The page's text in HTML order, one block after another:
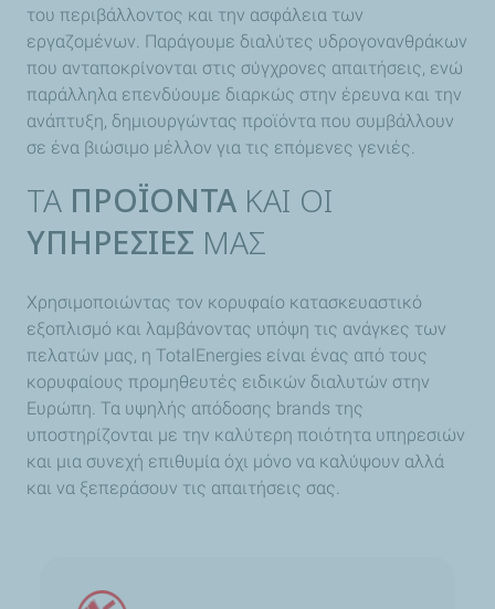
του περιβάλλοντος και την ασφάλεια των
εργαζομένων. Παράγουμε διαλύτες υδρογονανθράκων
που ανταποκρίνονται στις σύγχρονες απαιτήσεις, ενώ
παράλληλα επενδύουμε διαρκώς στην έρευνα και την
ανάπτυξη, δημιουργώντας προϊόντα που συμβάλλουν
σε ένα βιώσιμο μέλλον για τις επόμενες γενιές.
ΤΑ ΠΡΟΪΟΝΤΑ ΚΑΙ ΟΙ
ΥΠΗΡΕΣΙΕΣ ΜΑΣ
Χρησιμοποιώντας τον κορυφαίο κατασκευαστικό
εξοπλισμό και λαμβάνοντας υπόψη τις ανάγκες των
πελατών μας, η TotalEnergies είναι ένας από τους
κορυφαίους προμηθευτές ειδικών διαλυτών στην
Ευρώπη. Τα υψηλής απόδοσης brands της
υποστηρίζονται με την καλύτερη ποιότητα υπηρεσιών
και μια συνεχή επιθυμία όχι μόνο να καλύψουν αλλά
και να ξεπεράσουν τις απαιτήσεις σας.